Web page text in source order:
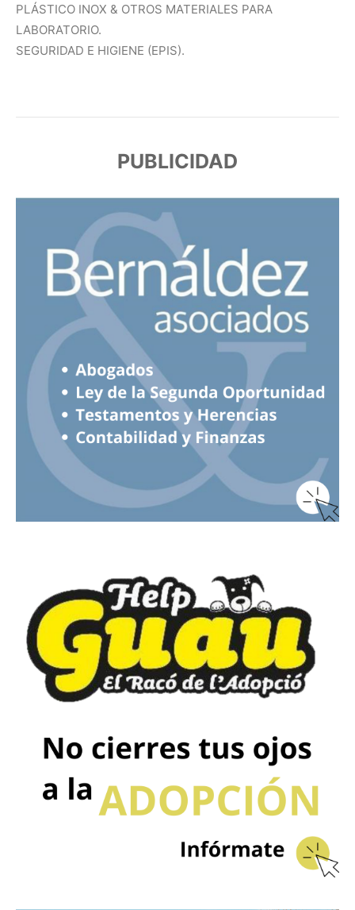
PLÁSTICO INOX & OTROS MATERIALES PARA
LABORATORIO.
SEGURIDAD E HIGIENE (EPIS).
PUBLICIDAD